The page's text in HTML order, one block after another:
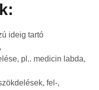
ideig tartó
pl.. medicin labda,
fel-,